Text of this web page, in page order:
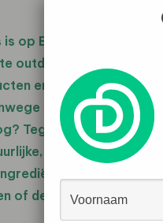
is op Bali bedacht en
outdoor lover en
en plastic op het
de schade aan
Tegelijkertijd wilde ze
reef & ocean
Natuurlijk
of de handen vet maken.